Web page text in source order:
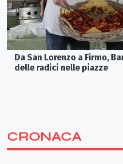
Da San Lorenzo a Firmo,
delle radici nelle piazze
CRONACA